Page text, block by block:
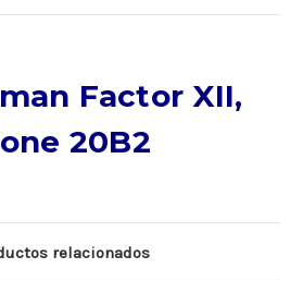
Factor XII,
20B2
relacionados